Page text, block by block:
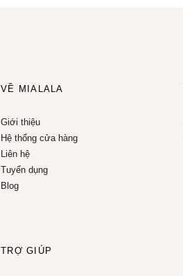
VỀ MIALALA
Giới thiệu
Hệ thống cửa hàng
Liên hệ
Tuyển dụng
Blog
TRỢ GIÚP